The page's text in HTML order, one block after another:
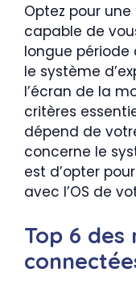
Optez pour
capable de
longue période
le système
l’écran de la
critères
dépend de
concerne le
est d’opter
avec l’OS de
Top 6